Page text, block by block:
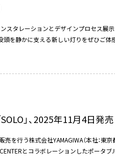
スタレーションとデザインプロセス展示
を静かに支える新しい灯りをぜひご体
」、2025年11月4日発売
を行う株式会社YAMAGIWA（本社：東京
とコラボレーションしたポータブ